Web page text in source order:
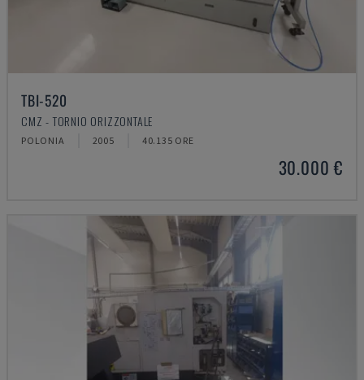
TBI-520
CMZ - TORNIO ORIZZONTALE
POLONIA 2005 40.135 ORE
30.000 €